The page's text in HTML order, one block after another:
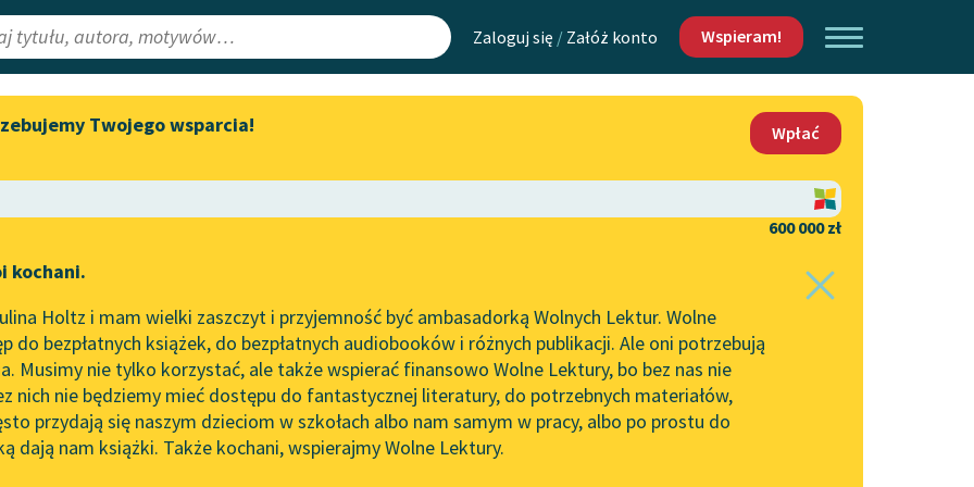
Zaloguj się / Załóż konto Wspieram!
Lektury
redakcyjne
Aktualności
„Prokurator Alicja Horn” do
literatury skandynawskiej
Spotkanie z Katarzyną Tunkiel
w Oslo
102. lata temu zmarł Joseph
Conrad
Mapa Wolnych Lektur
Leśmianator
API
OAI-PMH
Widget Wolnych Lektur
Kontakt
O projekcie
Zasady wykorzystania
Wolnych Lektur
Logotypy
Materiały promocyjne
Twojego wsparcia!
Wpłać
600 000 zł
kochani.
Holtz i mam wielki zaszczyt i przyjemność być ambasadorką Wolnych Lektur. Wolne
do bezpłatnych książek, do bezpłatnych audiobooków i różnych publikacji. Ale oni potrzebują
Musimy nie tylko korzystać, ale także wspierać finansowo Wolne Lektury, bo bez nas nie
nich nie będziemy mieć dostępu do fantastycznej literatury, do potrzebnych materiałów,
przydają się naszym dzieciom w szkołach albo nam samym w pracy, albo po prostu do
dają nam książki. Także kochani, wspierajmy Wolne Lektury.
międzywojenne✖